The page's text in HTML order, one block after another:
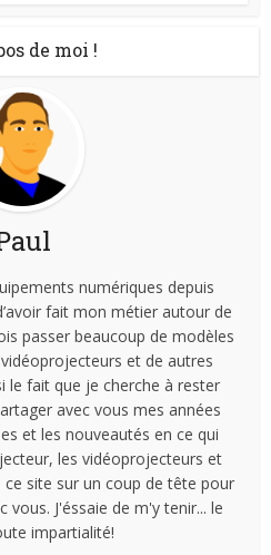
de moi !
numériques depuis
fait mon métier autour de
passer beaucoup de modèles
et de autres
le fait que je cherche à rester
avec vous mes années
et les nouveautés en ce qui
les vidéoprojecteurs et
ce site sur un coup de tête pour
J'éssaie de m'y tenir... le
impartialité!